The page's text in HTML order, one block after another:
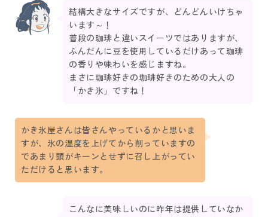
結構大きなサイズですが、どんどんいけちゃ
います～！
普段の珈琲と違いスイーツではありますが、
ふんだんに豆を使用しているだけあって珈琲
の香りや味わいを感じますね。
まさに珈琲好きの珈琲好きのための大人の
「かき氷」ですね！
かき氷屋さんは皆さんやっているかと思いま
すが、氷の温度を上げてから削っていますの
であまり頭がキーンとせずに召し上がってい
ただけると思います。
こんなに美味しいのに昨年は提供していなか